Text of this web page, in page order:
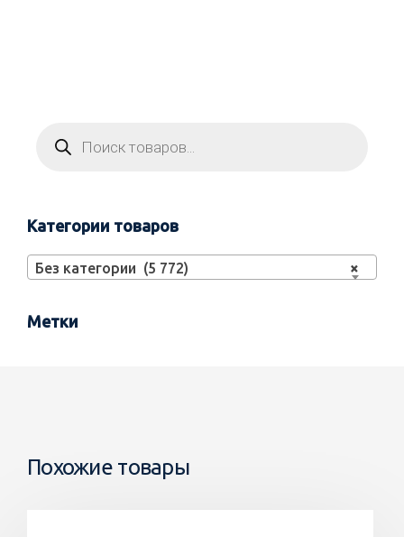
Категории товаров
×
Без категории (5 772)
Метки
Похожие товары